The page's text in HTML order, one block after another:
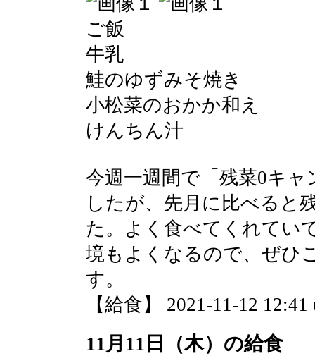
ご飯
牛乳
鮭のゆずみそ焼き
小松菜のおかか和え
けんちん汁
今週一週間で「残菜0キ
したが、先月に比べると
た。よく食べてくれてい
境もよくなるので、ぜひ
す。
【給食】 2021-11-12 12:41
11月11日（木）の給食